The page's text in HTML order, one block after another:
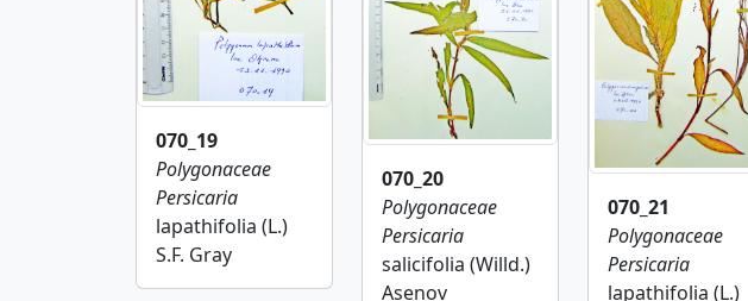
070_19
Polygonaceae
Persicaria
lapathifolia (L.)
S.F. Gray
070_20
Polygonaceae
Persicaria
salicifolia (Willd.)
Asenov
070_21
Polygonaceae
Persicaria
lapathifolia (L.)